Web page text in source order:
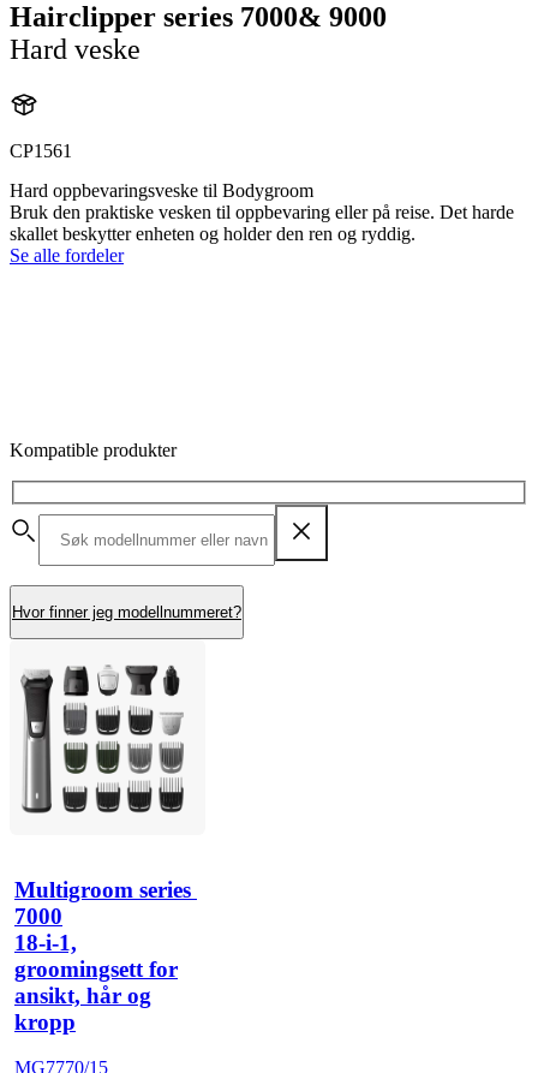
Hairclipper series 7000& 9000
Hard veske
CP1561
Hard oppbevaringsveske til Bodygroom
Bruk den praktiske vesken til oppbevaring eller på reise. Det harde
skallet beskytter enheten og holder den ren og ryddig.
Se alle fordeler
Kompatible produkter
Hvor finner jeg modellnummeret?
Multigroom series
7000
18-i-1,
groomingsett for
ansikt, hår og
kropp
MG7770/15